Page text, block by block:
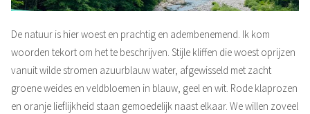
De natuur is hier woest en prachtig en adembenemend. Ik kom
woorden tekort om het te beschrijven. Stijle kliffen die woest oprijzen
vanuit wilde stromen azuurblauw water, afgewisseld met zacht
groene weides en veldbloemen in blauw, geel en wit. Rode klaprozen
en oranje lieflijkheid staan gemoedelijk naast elkaar. We willen zoveel